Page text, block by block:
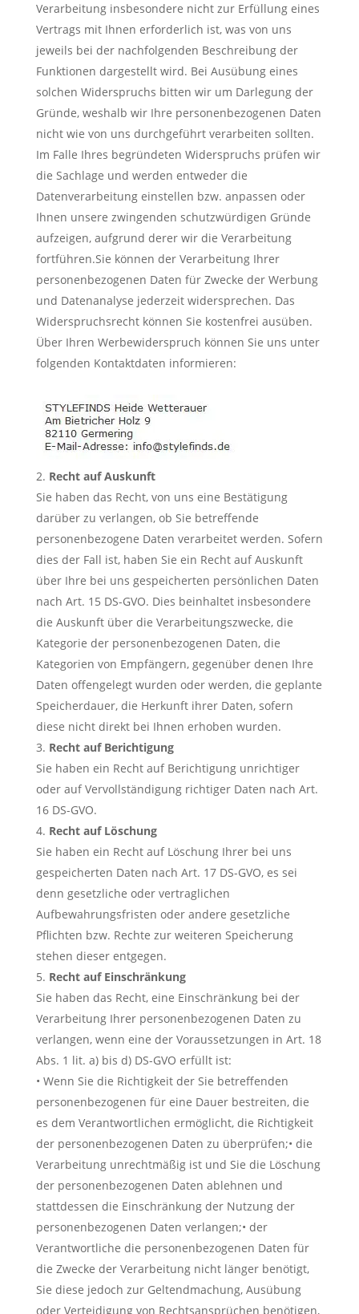
Verarbeitung insbesondere nicht zur Erfüllung eines
Vertrags mit Ihnen erforderlich ist, was von uns
jeweils bei der nachfolgenden Beschreibung der
Funktionen dargestellt wird. Bei Ausübung eines
solchen Widerspruchs bitten wir um Darlegung der
Gründe, weshalb wir Ihre personenbezogenen Daten
nicht wie von uns durchgeführt verarbeiten sollten.
Im Falle Ihres begründeten Widerspruchs prüfen wir
die Sachlage und werden entweder die
Datenverarbeitung einstellen bzw. anpassen oder
Ihnen unsere zwingenden schutzwürdigen Gründe
aufzeigen, aufgrund derer wir die Verarbeitung
fortführen.Sie können der Verarbeitung Ihrer
personenbezogenen Daten für Zwecke der Werbung
und Datenanalyse jederzeit widersprechen. Das
Widerspruchsrecht können Sie kostenfrei ausüben.
Über Ihren Werbewiderspruch können Sie uns unter
folgenden Kontaktdaten informieren:
Recht auf Auskunft
Sie haben das Recht, von uns eine Bestätigung
darüber zu verlangen, ob Sie betreffende
personenbezogene Daten verarbeitet werden. Sofern
dies der Fall ist, haben Sie ein Recht auf Auskunft
über Ihre bei uns gespeicherten persönlichen Daten
nach Art. 15 DS-GVO. Dies beinhaltet insbesondere
die Auskunft über die Verarbeitungszwecke, die
Kategorie der personenbezogenen Daten, die
Kategorien von Empfängern, gegenüber denen Ihre
Daten offengelegt wurden oder werden, die geplante
Speicherdauer, die Herkunft ihrer Daten, sofern
diese nicht direkt bei Ihnen erhoben wurden.
Recht auf Berichtigung
Sie haben ein Recht auf Berichtigung unrichtiger
oder auf Vervollständigung richtiger Daten nach Art.
16 DS-GVO.
Recht auf Löschung
Sie haben ein Recht auf Löschung Ihrer bei uns
gespeicherten Daten nach Art. 17 DS-GVO, es sei
denn gesetzliche oder vertraglichen
Aufbewahrungsfristen oder andere gesetzliche
Pflichten bzw. Rechte zur weiteren Speicherung
stehen dieser entgegen.
Recht auf Einschränkung
Sie haben das Recht, eine Einschränkung bei der
Verarbeitung Ihrer personenbezogenen Daten zu
verlangen, wenn eine der Voraussetzungen in Art. 18
Abs. 1 lit. a) bis d) DS-GVO erfüllt ist:
• Wenn Sie die Richtigkeit der Sie betreffenden
personenbezogenen für eine Dauer bestreiten, die
es dem Verantwortlichen ermöglicht, die Richtigkeit
der personenbezogenen Daten zu überprüfen;• die
Verarbeitung unrechtmäßig ist und Sie die Löschung
der personenbezogenen Daten ablehnen und
stattdessen die Einschränkung der Nutzung der
personenbezogenen Daten verlangen;• der
Verantwortliche die personenbezogenen Daten für
die Zwecke der Verarbeitung nicht länger benötigt,
Sie diese jedoch zur Geltendmachung, Ausübung
oder Verteidigung von Rechtsansprüchen benötigen,